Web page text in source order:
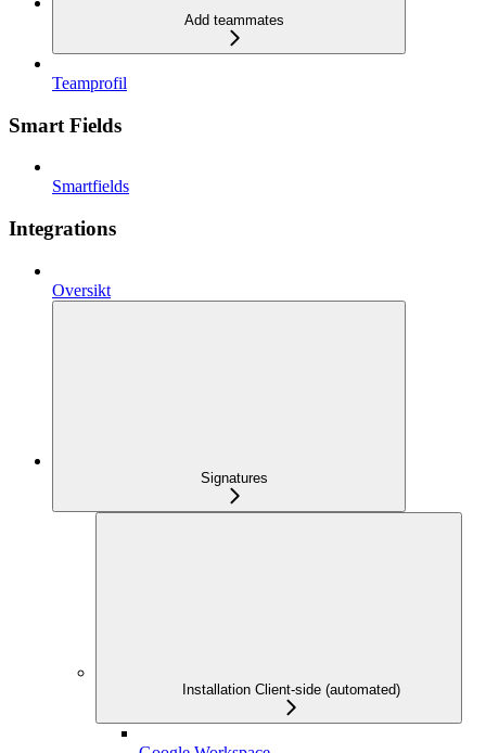
Add teammates
Teamprofil
Smart Fields
Smartfields
Integrations
Oversikt
Signatures
Installation Client-side (automated)